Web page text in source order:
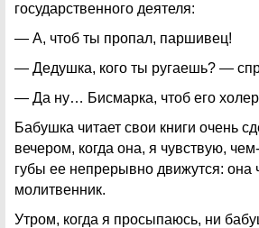
государственного деятеля:
— А, чтоб ты пропал, паршивец!
— Дедушка, кого ты ругаешь? —
— Да ну… Бисмарка, чтоб его
Бабушка читает свои книги очень
вечером, когда она, я чувствую,
губы ее непрерывно движутся: она
молитвенник.
Утром, когда я просыпаюсь, ни